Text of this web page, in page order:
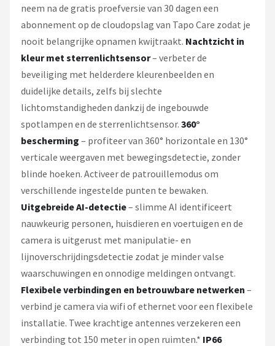
neem na de gratis proefversie van 30 dagen een
abonnement op de cloudopslag van Tapo Care zodat je
nooit belangrijke opnamen kwijtraakt. Nachtzicht in
kleur met sterrenlichtsensor– verbeter de
beveiliging met helderdere kleurenbeelden en
duidelijke details, zelfs bij slechte
lichtomstandigheden dankzij de ingebouwde
spotlampen en de sterrenlichtsensor. 360°
bescherming – profiteer van 360° horizontale en 130°
verticale weergaven met bewegingsdetectie, zonder
blinde hoeken. Activeer de patrouillemodus om
verschillende ingestelde punten te bewaken.
Uitgebreide AI-detectie– slimme AI identificeert
nauwkeurig personen, huisdieren en voertuigen en de
camera is uitgerust met manipulatie- en
lijnoverschrijdingsdetectie zodat je minder valse
waarschuwingen en onnodige meldingen ontvangt.
Flexibele verbindingen en betrouwbare netwerken –
verbind je camera via wifi of ethernet voor een flexibele
installatie. Twee krachtige antennes verzekeren een
verbinding tot 150 meter in open ruimten.* IP66